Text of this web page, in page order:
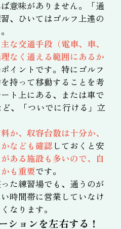
意味がありません。「通
、ひいてはゴルフ上達の
な交通手段（電車、車、
なく通える範囲にあるか
イントです。特にゴルフ
持って移動することを考
ト上にある、または車で
、「ついでに行ける」立
か、収容台数は十分か、
なども確認 しておくと安
ある施設も多いので、自
も重要です。
た練習場でも、通うのが
時間帯に営業していなけ
なります。
ションを左右する！